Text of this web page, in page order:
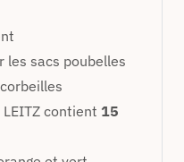
les sacs poubelles
contient 15